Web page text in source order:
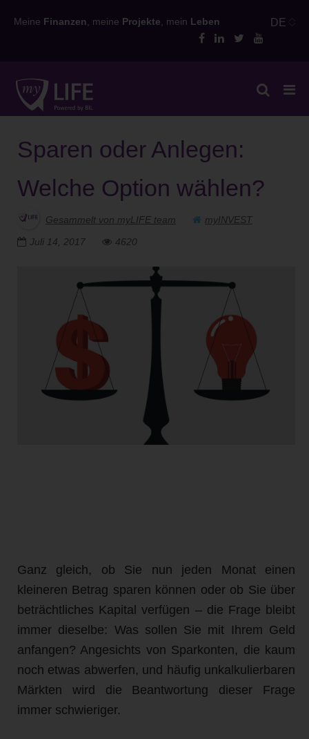
to
Meine Finanzen , meine Projekte , mein Leben DE
Sparen oder Anlegen:
Welche Option wählen?
Gesammelt von myLIFE team
myINVEST
Juli 14, 2017
4620
Ganz gleich, ob Sie nun jeden Monat einen
kleineren Betrag sparen können oder ob Sie über
beträchtliches Kapital verfügen – die Frage bleibt
immer dieselbe: Was sollen Sie mit Ihrem Geld
anfangen? Angesichts von Sparkonten, die kaum
noch etwas abwerfen, und häufig unkalkulierbaren
Märkten wird die Beantwortung dieser Frage
immer schwieriger.